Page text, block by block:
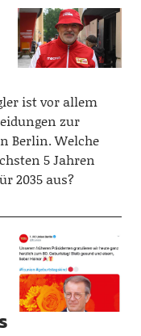
ist vor allem
zur
Berlin. Welche
5 Jahren
2035 aus?